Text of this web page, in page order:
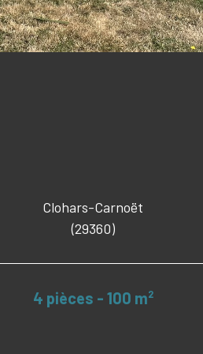
Clohars-Carnoët
(29360)
4 pièces - 100 m²